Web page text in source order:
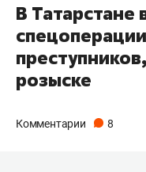
В Татарстане
розыске
Комментарии 8